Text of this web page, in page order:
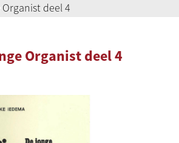
deel 4
Organist deel 4